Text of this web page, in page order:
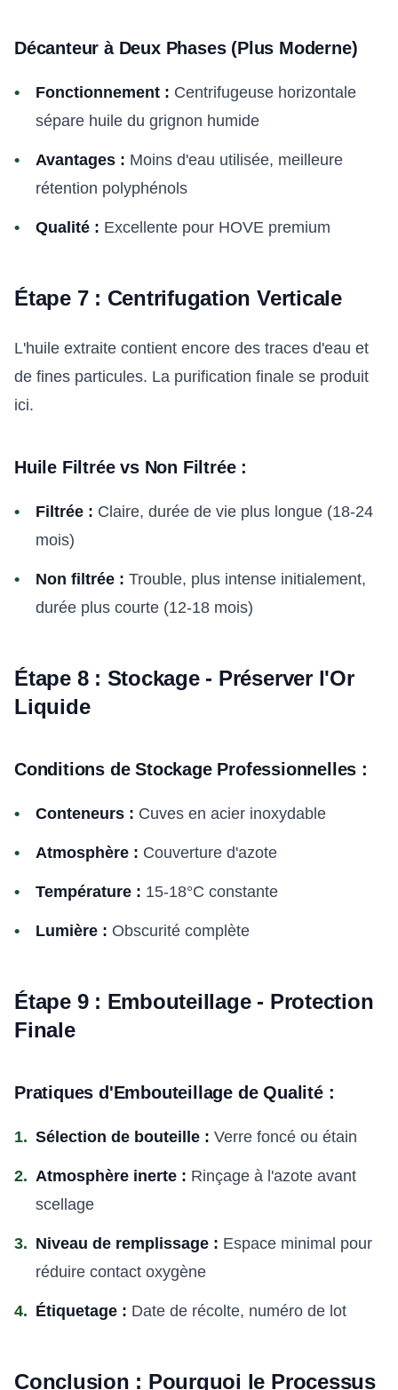
Décanteur à Deux Phases (Plus Moderne)
Fonctionnement : Centrifugeuse horizontale
sépare huile du grignon humide
Avantages : Moins d'eau utilisée, meilleure
rétention polyphénols
Qualité : Excellente pour HOVE premium
Étape 7 : Centrifugation Verticale
L'huile extraite contient encore des traces d'eau et
de fines particules. La purification finale se produit
ici.
Huile Filtrée vs Non Filtrée :
Filtrée : Claire, durée de vie plus longue (18-24
mois)
Non filtrée : Trouble, plus intense initialement,
durée plus courte (12-18 mois)
Étape 8 : Stockage - Préserver l'Or
Liquide
Conditions de Stockage Professionnelles :
Conteneurs : Cuves en acier inoxydable
Atmosphère : Couverture d'azote
Température : 15-18°C constante
Lumière : Obscurité complète
Étape 9 : Embouteillage - Protection
Finale
Pratiques d'Embouteillage de Qualité :
Sélection de bouteille : Verre foncé ou étain
Atmosphère inerte : Rinçage à l'azote avant
scellage
Niveau de remplissage : Espace minimal pour
réduire contact oxygène
Étiquetage : Date de récolte, numéro de lot
Conclusion : Pourquoi le Processus